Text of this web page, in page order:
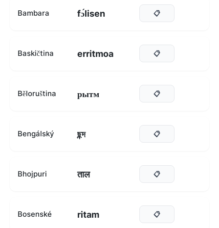
Bambara fɔ́lisen 📋
Baskičtina erritmoa 📋
Běloruština рытм 📋
Bengálský ছন্দ 📋
Bhojpuri ताल 📋
Bosenské ritam 📋